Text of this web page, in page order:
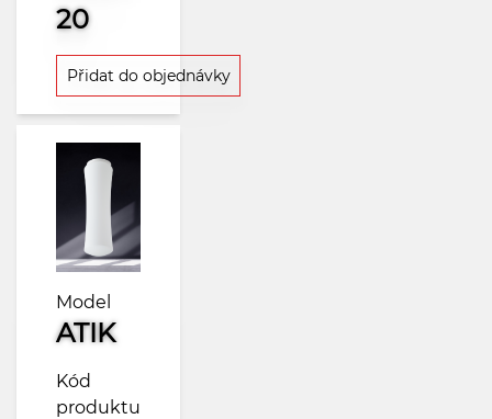
20
Přidat do objednávky
Model
ATIK
Kód
produktu